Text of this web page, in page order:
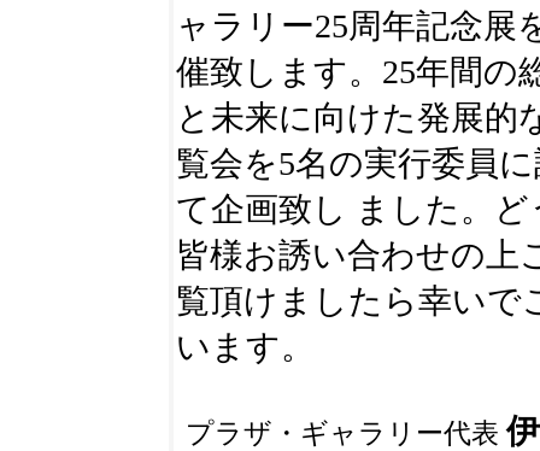
ャラリー25周年記念展
催致します。25年間の
と未来に向けた発展的
覧会を5名の実行委員
て企画致し ました。ど
皆様お誘い合わせの上
覧頂けましたら幸いで
います。
プラザ・ギャラリー代表